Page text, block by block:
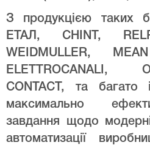
З продукцією таких
ЕТАЛ, CHINT,
WEIDMULLER,
CONTACT, та
максимально
завдання щодо
автоматизації